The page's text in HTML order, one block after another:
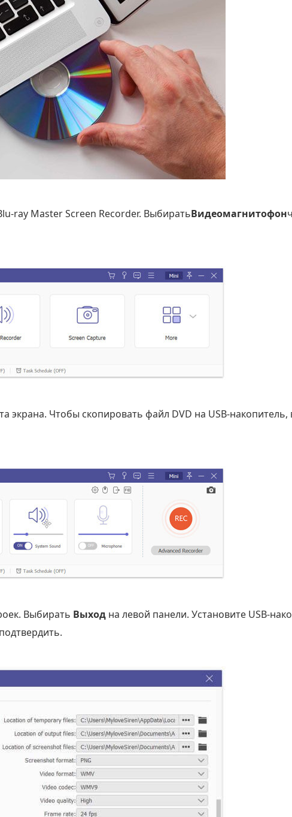
ray Master Screen Recorder. ВыбиратьВидеомагнитофон
экрана. Чтобы скопировать файл DVD на USB-
Выбирать Выход на левой панели. Установите USB-
подтвердить.